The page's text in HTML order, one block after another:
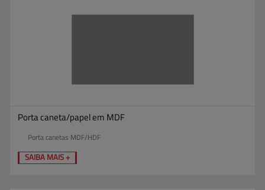
Porta caneta/papel em MDF
Porta canetas MDF/HDF
SAIBA MAIS +